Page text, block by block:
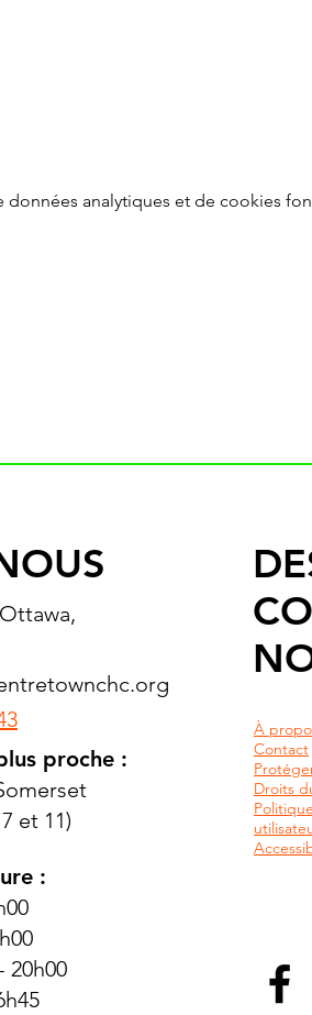
analytiques et de cookies
proche :
et 11)
:
20h00
À
Contact
Droits